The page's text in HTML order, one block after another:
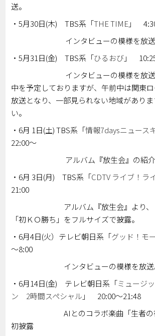
送。
・5月30日(木) TBS系「THE TIME 」
インタビューの模様を放送
・5月31日(金) TBS系「ひるおび」
インタビューの模様を放送。
中を予定しておりますが、午前中は関東
放送となり、一部見られない地域があり
い。
・6月 1日(土) TBS系「情報7daysニュース
22:00～
アルバム『放生会』の紹介な
・6月 3日(月) TBS系「CDTV ライブ！ラ
21:00
アルバム『放生会』より、「
「初ＫＯ勝ち」をフルサイズで披露。
・6月4日(火）テレビ朝日系「グッド！モ
～8:00
インタビューの模様を放送
・6月14日(金) テレビ朝日系「ミュージ
ン 2時間スペシャル 」 20:00～21:48
AIとのコラボ楽曲「生者の行
初披露